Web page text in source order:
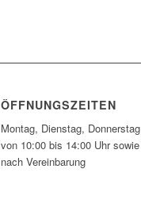
ÖFFNUNGSZEITEN
Montag, Dienstag, Donnerstag
von 10:00 bis 14:00 Uhr sowie
nach Vereinbarung